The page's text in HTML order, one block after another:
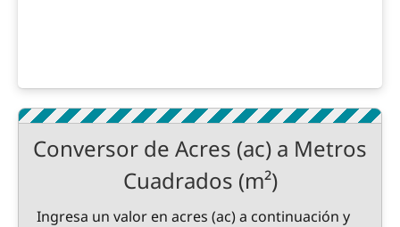
Conversor de Acres (ac) a Metros
Cuadrados (m²)
Ingresa un valor en acres (ac) a continuación y